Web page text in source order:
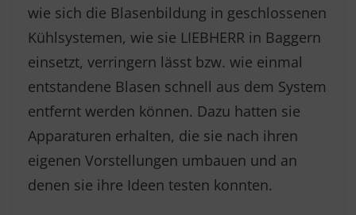
wie sich die Blasenbildung in geschlossenen
Kühlsystemen, wie sie LIEBHERR in Baggern
einsetzt, verringern lässt bzw. wie einmal
entstandene Blasen schnell aus dem System
entfernt werden können. Dazu hatten sie
Apparaturen erhalten, die sie nach ihren
eigenen Vorstellungen umbauen und an
denen sie ihre Ideen testen konnten.